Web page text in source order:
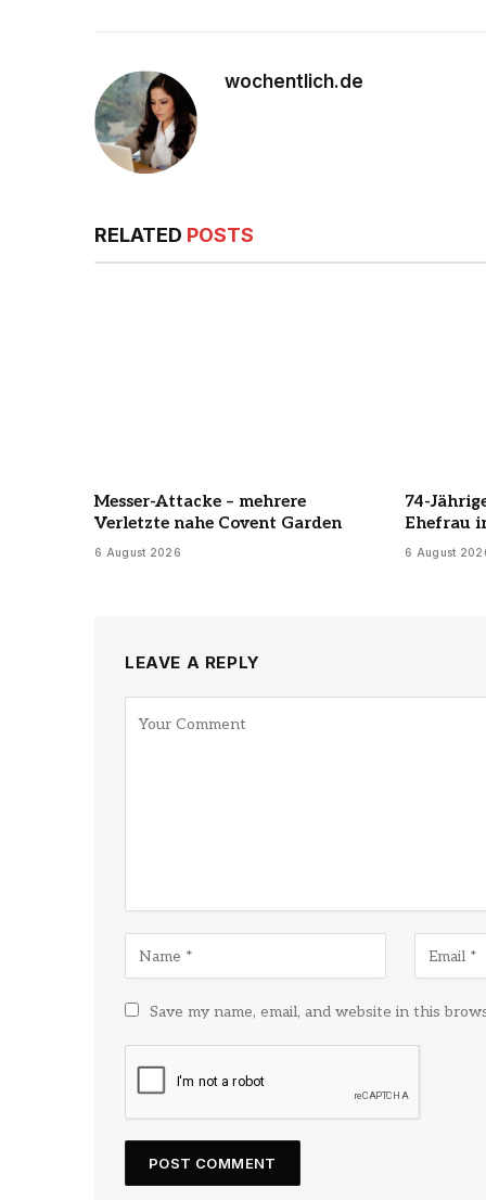
wochentlich.de
RELATED POSTS
Messer-Attacke – mehrere
Verletzte nahe Covent Garden
6 August 2026
74-
Ehefrau
6 August
LEAVE A REPLY
Save my name, email, and website in this